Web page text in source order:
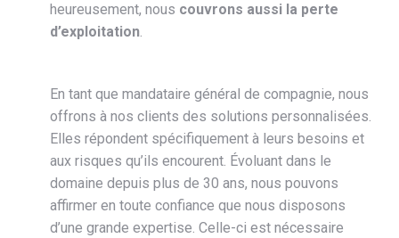
heureusement, nous couvrons aussi la perte
d’exploitation.
En tant que mandataire général de compagnie, nous
offrons à nos clients des solutions personnalisées.
Elles répondent spécifiquement à leurs besoins et
aux risques qu’ils encourent. Évoluant dans le
domaine depuis plus de 30 ans, nous pouvons
affirmer en toute confiance que nous disposons
d’une grande expertise. Celle-ci est nécessaire